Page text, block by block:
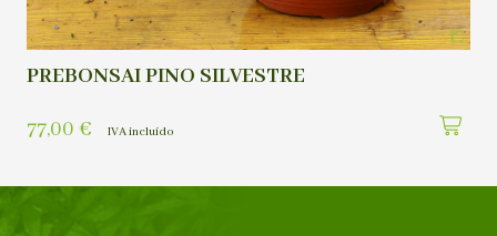
PREBONSAI PINO SILVESTRE
77,00 € IVA incluído